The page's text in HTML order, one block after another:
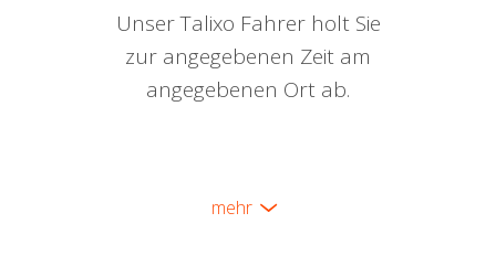
Unser Talixo Fahrer holt Sie
zur angegebenen Zeit am
angegebenen Ort ab.
mehr